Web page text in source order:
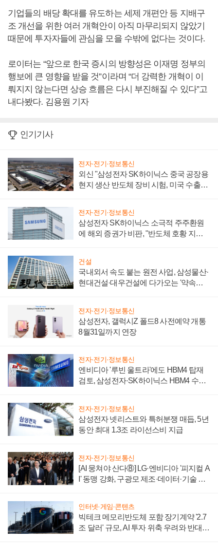
기업들의 배당 확대를 유도하는 세제 개편안 등 지배구
조 개선을 위한 여러 개혁안이 아직 마무리되지 않았기
때문에 투자자들에 관심을 모을 수밖에 없다는 것이다.
로이터는 “앞으로 한국 증시의 방향성은 이재명 정부의
행보에 큰 영향을 받을 것”이라며 “더 강력한 개혁이 이
뤄지지 않는다면 상승 흐름은 다시 부진해질 수 있다”고
내다봤다. 김용원 기자
인기기사
전자·전기·정보통신
외신 "삼성전자 SK하이닉스 중국 공장용
현지 생산 반도체 장비 시험, 미국 수출통
전자·전기·정보통신
삼성전자 SK하이닉스 소극적 주주환원
에 해외 증권가 비판, "반도체 호황 지속
건설
국내외서 속도 붙는 원전 사업, 삼성물산·
현대건설·대우건설에 다가오는 '약속의
전자·전기·정보통신
삼성전자, 갤럭시Z 폴드8 사전예약 개통
8월31일까지 연장
전자·전기·정보통신
엔비디아 '루빈 울트라'에도 HBM4 탑재
검토, 삼성전자·SK하이닉스 HBM4 수율
전자·전기·정보통신
삼성전자 넷리스트와 특허분쟁 매듭, 5년
동안 최대 1.3조 라이선스비 지급
전자·전기·정보통신
[AI 뭉쳐야 산다⑧] LG·엔비디아 '피지컬 A
I' 동맹 강화, 구광모 제조·데이터·기술 결
인터넷·게임·콘텐츠
빅테크 메모리반도체 포함 장기계약 '2.7
조 달러' 규모, AI 투자 위축 우려와 반대